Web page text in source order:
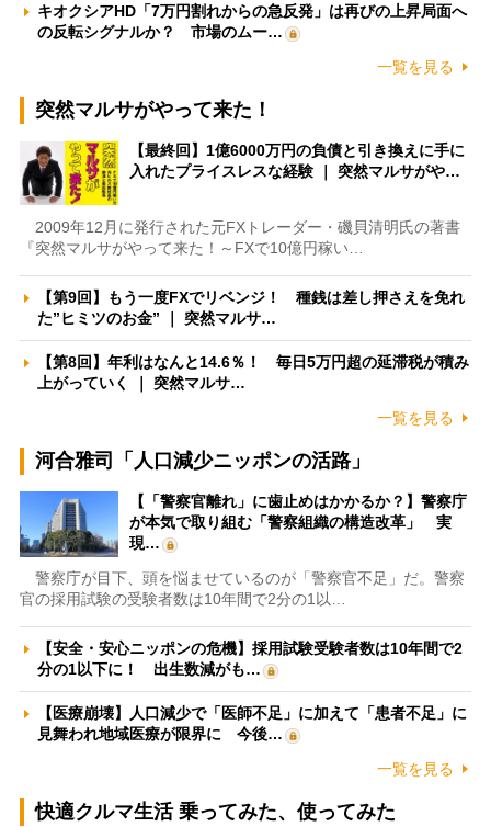
キオクシアHD「7万円割れからの急反発」は再びの上昇局面へ
の反転シグナルか？ 市場のムー…
一覧を見る
突然マルサがやって来た！
【最終回】1億6000万円の負債と引き換えに手に
入れたプライスレスな経験 ｜ 突然マルサがや…
2009年12月に発行された元FXトレーダー・磯貝清明氏の著書
『突然マルサがやって来た！～FXで10億円稼い…
【第9回】もう一度FXでリベンジ！ 種銭は差し押さえを免れ
た”ヒミツのお金” ｜ 突然マルサ…
【第8回】年利はなんと14.6％！ 毎日5万円超の延滞税が積み
上がっていく ｜ 突然マルサ…
一覧を見る
河合雅司「人口減少ニッポンの活路」
【「警察官離れ」に歯止めはかかるか？】警察庁
が本気で取り組む「警察組織の構造改革」 実
現…
警察庁が目下、頭を悩ませているのが「警察官不足」だ。警察
官の採用試験の受験者数は10年間で2分の1以…
【安全・安心ニッポンの危機】採用試験受験者数は10年間で2
分の1以下に！ 出生数減がも…
【医療崩壊】人口減少で「医師不足」に加えて「患者不足」に
見舞われ地域医療が限界に 今後…
一覧を見る
快適クルマ生活 乗ってみた、使ってみた